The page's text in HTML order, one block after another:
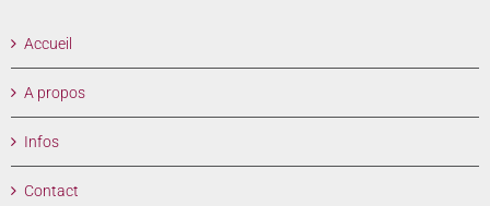
Accueil
A propos
Infos
Contact